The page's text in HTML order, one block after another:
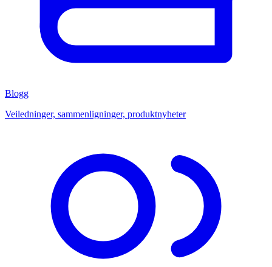
Blogg
Veiledninger, sammenligninger, produktnyheter